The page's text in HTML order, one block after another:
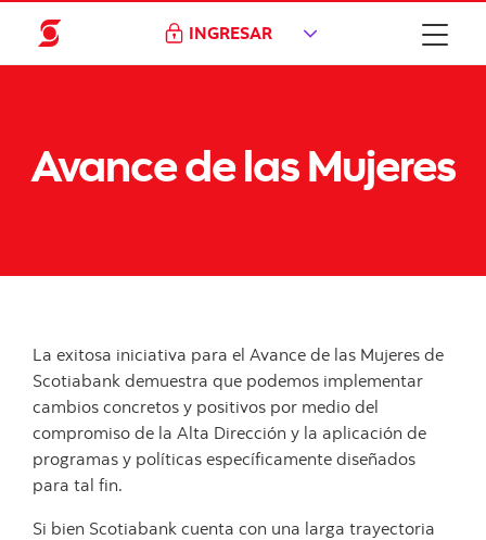
INGRESAR
Avance de las Mujeres
La exitosa iniciativa para el Avance de las Mujeres de
Scotiabank demuestra que podemos implementar
cambios concretos y positivos por medio del
compromiso de la Alta Dirección y la aplicación de
programas y políticas específicamente diseñados
para tal fin.
Si bien Scotiabank cuenta con una larga trayectoria